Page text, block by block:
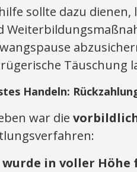
sollte dazu dienen,
Täuschung
Handeln:
war die
wurde in voller